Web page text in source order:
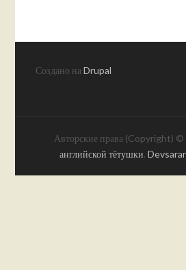
Создано наDrupal
Авторские права (Copyright)
английской тётушки.